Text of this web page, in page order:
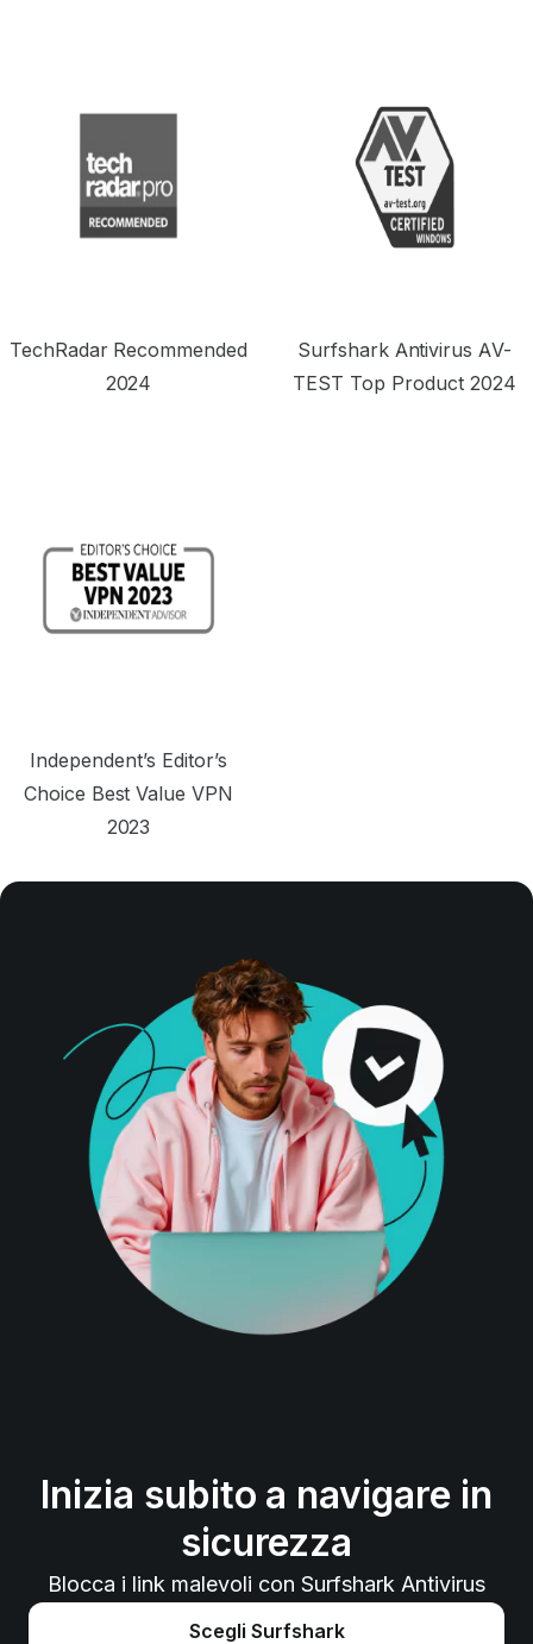
TechRadar Recommended
2024
Surfshark Antivirus AV-
TEST Top Product 2024
Independent’s Editor’s
Choice Best Value VPN
2023
Inizia subito a navigare in
sicurezza
Blocca i link malevoli con Surfshark Antivirus
Scegli Surfshark